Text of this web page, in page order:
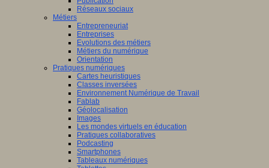
Réseaux sociaux
Métiers
Entrepreneuriat
Entreprises
Evolutions des métiers
Métiers du numérique
Orientation
Pratiques numériques
Cartes heuristiques
Classes inversées
Environnement Numérique de Travail
Fablab
Géolocalisation
Images
Les mondes virtuels en éducation
Pratiques collaboratives
Podcasting
Smartphones
Tableaux numériques